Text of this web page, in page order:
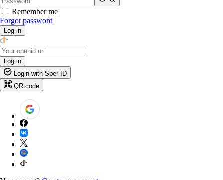
Remember me
Forgot password
Log in
Log in
Login with Sber ID
QR code